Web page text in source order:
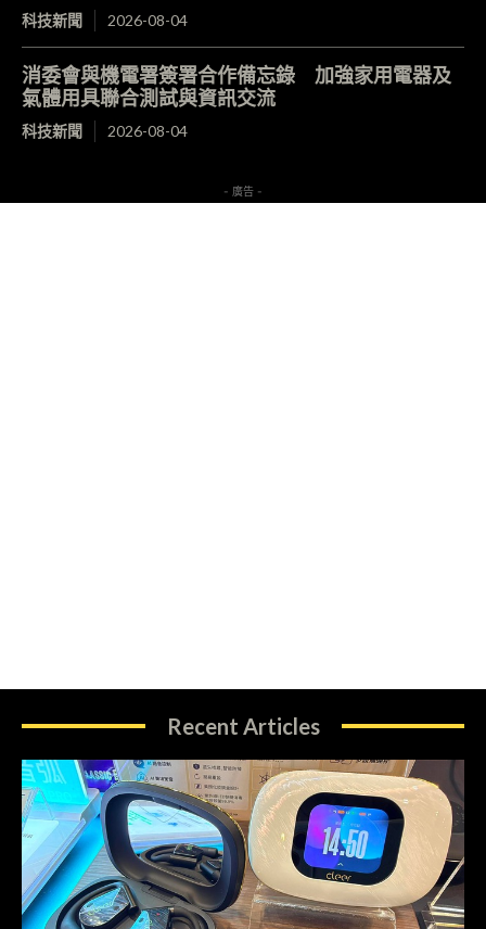
科技新聞 2026-08-04
消委會與機電署簽署合作備忘錄 加強家用電器及
氣體用具聯合測試與資訊交流
科技新聞 2026-08-04
- 廣告 -
Recent Articles